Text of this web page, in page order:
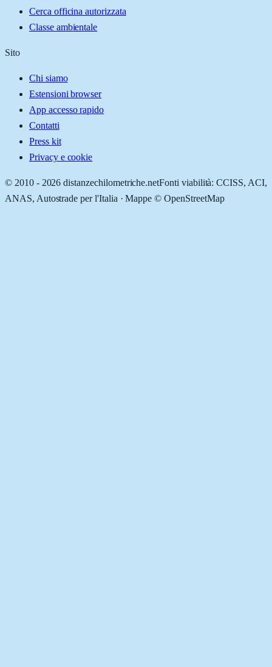
Cerca officina autorizzata
Classe ambientale
Sito
Chi siamo
Estensioni browser
App accesso rapido
Contatti
Press kit
Privacy e cookie
© 2010 - 2026 distanzechilometriche.netFonti viabilità: CCISS, ACI,
ANAS, Autostrade per l'Italia · Mappe © OpenStreetMap